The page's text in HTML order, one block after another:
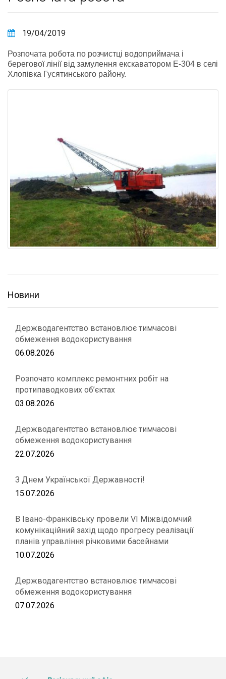
19/04/2019
Розпочата робота по розчистці водоприймача і
берегової лінії від замулення екскаватором Е-304 в селі
Хлопівка Гусятинського району.
Новини
Держводагентство встановлює тимчасові
обмеження водокористування
06.08.2026
Розпочато комплекс ремонтних робіт на
протипаводкових об’єктах
03.08.2026
Держводагентство встановлює тимчасові
обмеження водокористування
22.07.2026
З Днем Української Державності!
15.07.2026
В Івано-Франківську провели VІ Міжвідомчий
комунікаційний захід щодо прогресу реалізації
планів управління річковими басейнами
10.07.2026
Держводагентство встановлює тимчасові
обмеження водокористування
07.07.2026